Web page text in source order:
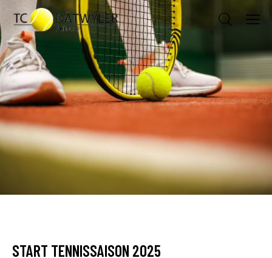
START TENNISSAISON 2025